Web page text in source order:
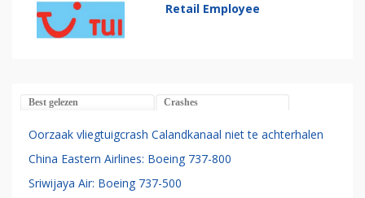
Retail Employee
Best gelezen Crashes
Oorzaak vliegtuigcrash Calandkanaal niet te achterhalen
China Eastern Airlines: Boeing 737-800
Sriwijaya Air: Boeing 737-500